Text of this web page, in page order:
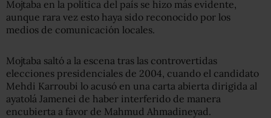
Mojtaba en la política del país se hizo más evidente,
aunque rara vez esto haya sido reconocido por los
medios de comunicación locales.
Mojtaba saltó a la escena tras las controvertidas
elecciones presidenciales de 2004, cuando el candidato
Mehdi Karroubi lo acusó en una carta abierta dirigida al
ayatolá Jamenei de haber interferido de manera
encubierta a favor de Mahmud Ahmadineyad.